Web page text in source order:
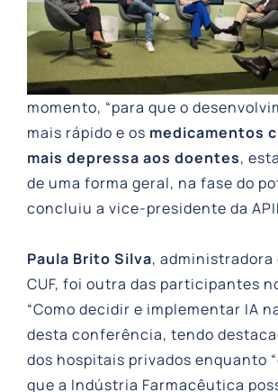
momento, “para que o
mais rápido e os medicamentos
mais depressa aos doentes,
de uma forma geral, na fase do
concluiu a vice-presidente da
Paula Brito Silva, administradora
CUF, foi outra das participantes
“Como decidir e implementar IA
desta conferência, tendo
dos hospitais privados enquanto
que a Indústria Farmacêutica